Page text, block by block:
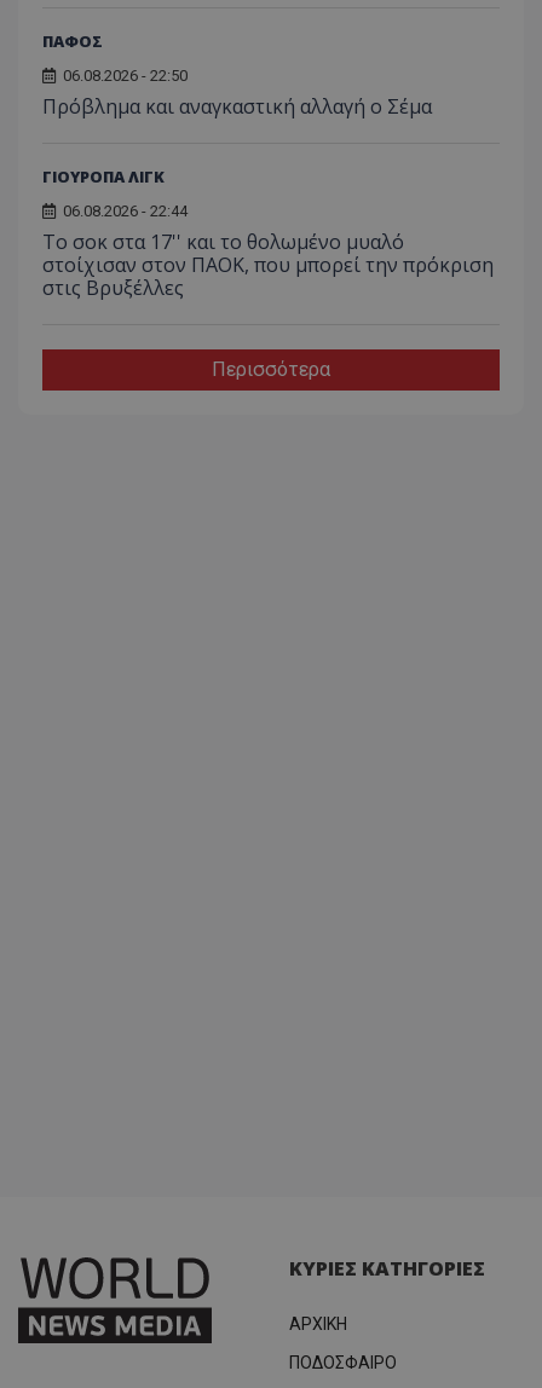
ΠΑΦΟΣ
06.08.2026 - 22:50
Πρόβλημα και αναγκαστική αλλαγή ο Σέμα
ΓΙΟΥΡΟΠΑ ΛΙΓΚ
06.08.2026 - 22:44
Το σοκ στα 17'' και το θολωμένο μυαλό
στοίχισαν στον ΠΑΟΚ, που μπορεί την πρόκριση
στις Βρυξέλλες
Περισσότερα
ΚΥΡΙΕΣ ΚΑΤΗΓΟΡΙΕΣ
ΑΡΧΙΚΗ
ΠΟΔΟΣΦΑΙΡΟ